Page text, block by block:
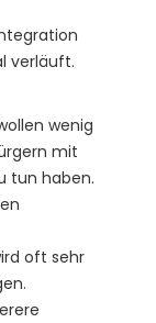
verläuft.
wenig
mit
tun haben.
oft sehr